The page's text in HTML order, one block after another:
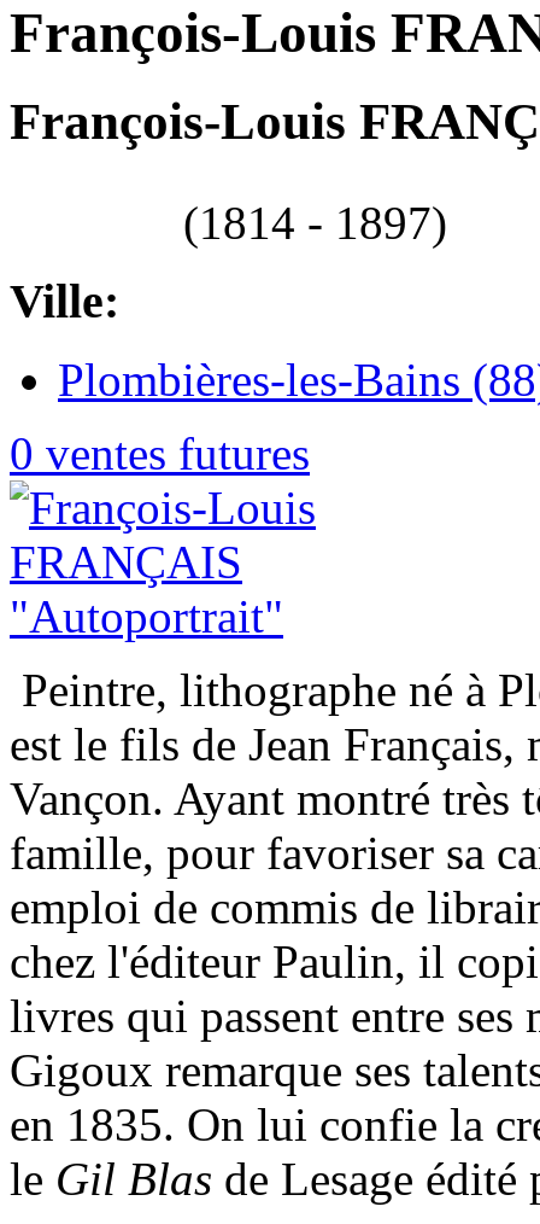
François-Louis
François-Louis
(1814 - 1897)
Ville:
Plombières-les-Bains
0 ventes futures
Peintre, lithographe né à
est le fils de Jean
Vançon. Ayant montré très
famille, pour favoriser sa
emploi de commis de
chez l'éditeur Paulin, il
livres qui passent entre
Gigoux remarque ses
en 1835. On lui confie la
le Gil Blas de Lesage édité